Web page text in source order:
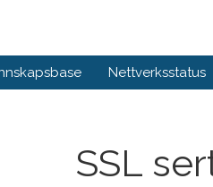
Nettverksstatus
SSL